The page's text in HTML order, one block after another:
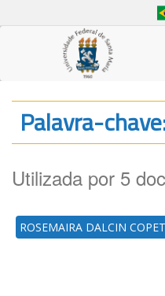
Palavra-
Utilizada por 5
ROSEMAIRA DALCIN